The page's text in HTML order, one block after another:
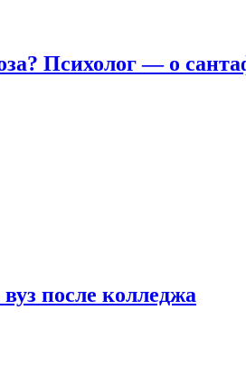
Психолог — о
после колледжа